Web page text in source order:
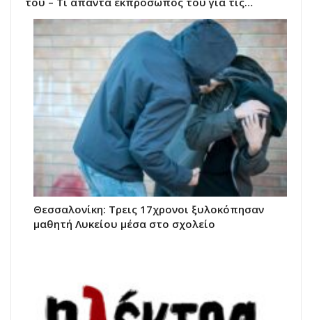
Θεσσαλονίκη: Τρεις 17χρονοι ξυλοκόπησαν
μαθητή Λυκείου μέσα στο σχολείο